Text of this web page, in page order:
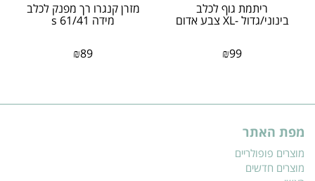
ריתמת גוף לכלב
בינוני/גדול -XL צבע אדום
₪99
מזרן קנגרו רך מפנק לכלב
מידה s 61/41
₪89
מפת האתר
מוצרים פופולריים
מוצרים חדשים